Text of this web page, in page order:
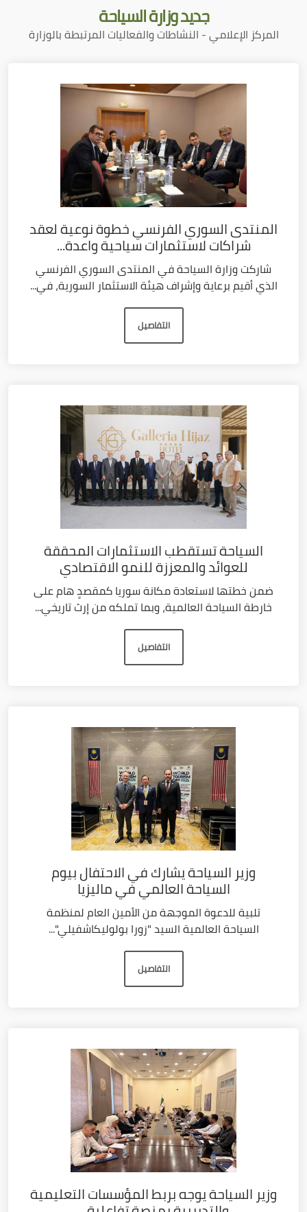
جديدوزارة السياحة
المركز الإعلامي - النشاطات والفعاليات المرتبطة بالوزارة
المنتدى السوري الفرنسي خطوة نوعية لعقد
شراكات لاستثمارات سياحية واعدة...
شاركت وزارة السياحة في المنتدى السوري الفرنسي
الذي أقيم برعاية وإشراف هيئة الاستثمار السورية، في...
التفاصيل
السياحة تستقطب الاستثمارات المحققة
للعوائد والمعززة للنمو الاقتصادي
ضمن خطتها لاستعادة مكانة سوريا كمقصدٍ هام على
خارطة السياحة العالمية، وبما تملكه من إرث تاريخي...
التفاصيل
وزير السياحة يشارك في الاحتفال بيوم
السياحة العالمي في ماليزيا
تلبية للدعوة الموجهة من الأمين العام لمنظمة
السياحة العالمية السيد "زورا بولوليكاشفيلي"...
التفاصيل
وزير السياحة يوجه بربط المؤسسات التعليمية